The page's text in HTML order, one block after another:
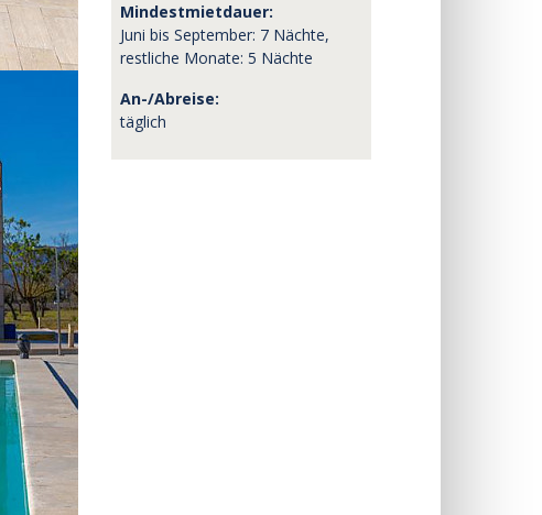
Mindestmietdauer:
Juni bis September: 7 Nächte,
restliche Monate: 5 Nächte
An-/Abreise:
täglich